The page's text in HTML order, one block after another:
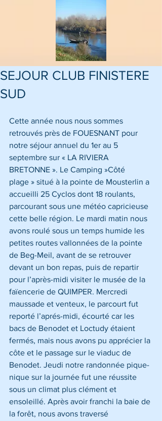
SEJOUR CLUB FINISTERE
SUD
Cette année nous nous sommes
retrouvés près de FOUESNANT pour
notre séjour annuel du 1er au 5
septembre sur « LA RIVIERA
BRETONNE ». Le Camping »Côté
plage » situé à la pointe de Mousterlin a
accueilli 25 Cyclos dont 18 roulants,
parcourant sous une météo capricieuse
cette belle région. Le mardi matin nous
avons roulé sous un temps humide les
petites routes vallonnées de la pointe
de Beg-Meil, avant de se retrouver
devant un bon repas, puis de repartir
pour l’après-midi visiter le musée de la
faïencerie de QUIMPER. Mercredi
maussade et venteux, le parcourt fut
reporté l’aprés-midi, écourté car les
bacs de Benodet et Loctudy étaient
fermés, mais nous avons pu apprécier la
côte et le passage sur le viaduc de
Benodet. Jeudi notre randonnée pique-
nique sur la journée fut une réussite
sous un climat plus clément et
ensoleillé. Après avoir franchi la baie de
la forêt, nous avons traversé